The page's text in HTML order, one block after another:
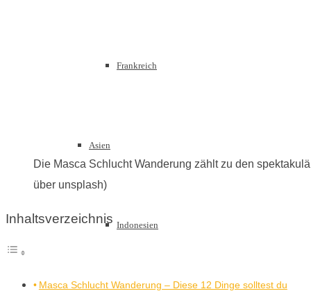
Frankreich
Asien
Indonesien
Die Masca Schlucht Wanderung zählt zu den
über unsplash)
Inhaltsverzeichnis
Masca Schlucht Wanderung – Diese 12 Dinge solltest du